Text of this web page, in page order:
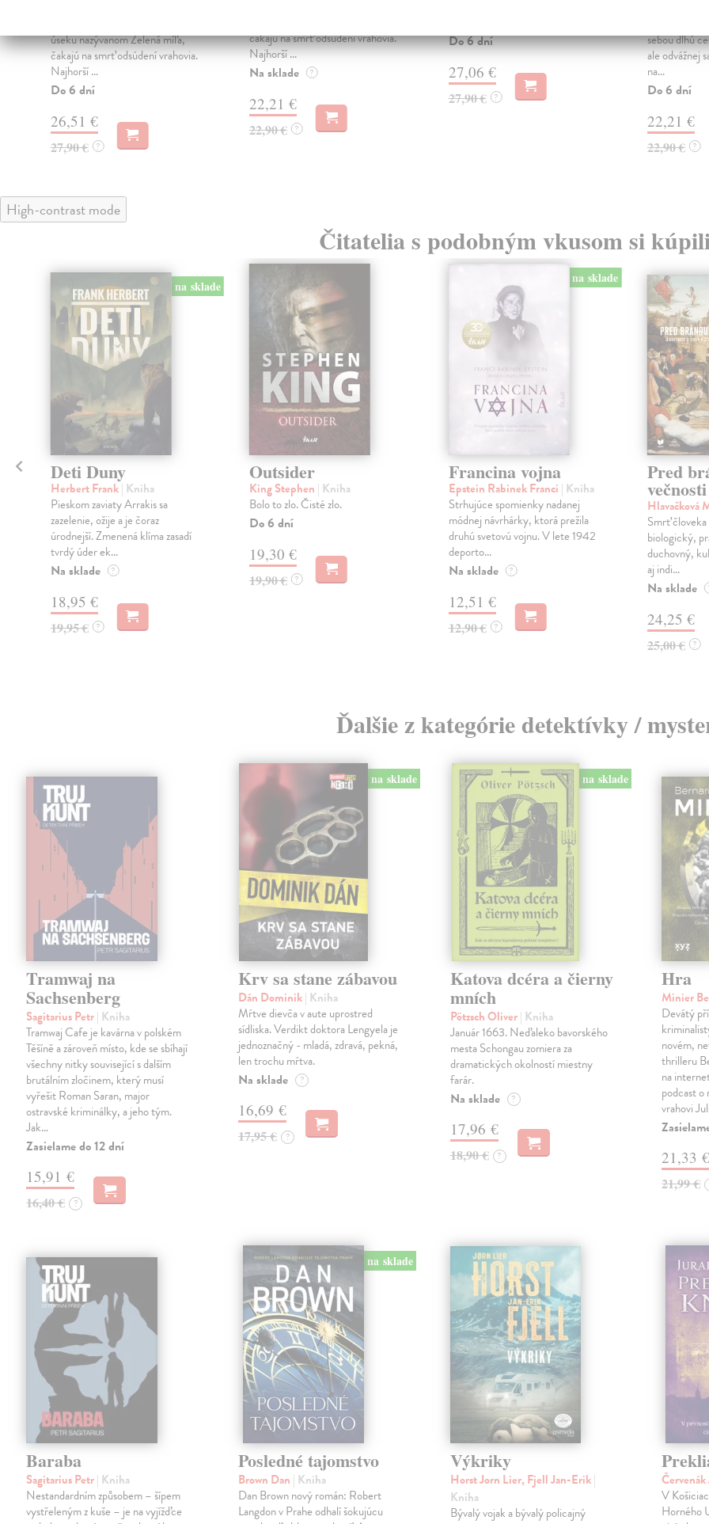
úseku nazývanom Zelená míľa,
čakajú na smrť odsúdení vrahovia.
Najhorší ...
Do 6 dní
26,51 €
27,90 € ?
čakajú na smrť odsúdení vrahovia.
Najhorší ...
Na sklade ?
22,21 €
22,90 € ?
Do 6 dní
27,06 €
27,90 € ?
sebou dlhú
ale odvážnej
na...
Do 6 dní
22,21 €
22,90 € ?
High-contrast mode
Čitatelia s podobným vkusom si
na sklade
Deti Duny
Herbert Frank| Kniha
Pieskom zaviaty Arrakis sa
zazelenie, ožije a je čoraz
úrodnejší. Zmenená klíma zasadí
tvrdý úder ek...
Na sklade ?
18,95 €
19,95 € ?
Outsider
King Stephen | Kniha
Bolo to zlo. Čisté zlo.
Do 6 dní
19,30 €
19,90 € ?
na sklade
Francina vojna
Epstein Rabinek Franci | Kniha
Strhujúce spomienky nadanej
módnej návrhárky, ktorá prežila
druhú svetovú vojnu. V lete 1942
deporto...
Na sklade ?
12,51 €
12,90 € ?
Pred
večnosti
Hlavačková
Smrť človeka
biologický,
duchovný,
aj indi...
Na sklade
24,25 €
25,00 € ?
Ďalšie z kategórie detektívky /
Tramwaj na
Sachsenberg
Sagitarius Petr| Kniha
Tramwaj Cafe je kavárna v polském
Těšíně a zároveň místo, kde se sbíhají
všechny nitky související s dalším
brutálním zločinem, který musí
vyřešit Roman Saran, major
ostravské kriminálky, a jeho tým.
Jak…
Zasielame do 12 dní
15,91 €
16,40 € ?
na sklade
Krv sa stane zábavou
Dán Dominik| Kniha
Mŕtve dievča v aute uprostred
sídliska. Verdikt doktora Lengyela je
jednoznačný - mladá, zdravá, pekná,
len trochu mŕtva.
Na sklade ?
16,69 €
17,95 € ?
na sklade
Katova dcéra a čierny
mních
Pötzsch Oliver| Kniha
Január 1663. Neďaleko bavorského
mesta Schongau zomiera za
dramatických okolností miestny
farár.
Na sklade ?
17,96 €
18,90 € ?
Hra
Minier
Devátý
novém,
thrilleru
na
podcast
vrahovi
21,33 €
21,99 €
Baraba
Sagitarius Petr| Kniha
Nestandardním způsobem – šípem
vystřeleným z kuše – je na vyjížďce
na sklade
Posledné tajomstvo
Brown Dan | Kniha
Dan Brown nový román: Robert
Langdon v Prahe odhalí šokujúcu
Výkriky
Horst Jorn Lier, Fjell Jan-Erik|
Kniha
Bývalý vojak a bývalý policajný
Červenák
V
Horného